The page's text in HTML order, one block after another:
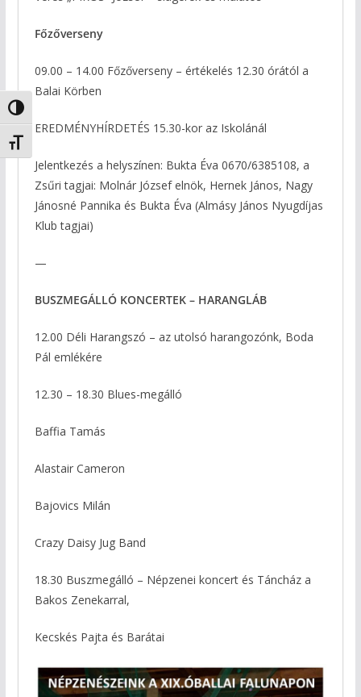
Nagy kontraszt váltása
Betűméret váltása
Főzőverseny
09.00 – 14.00 Főzőverseny – értékelés 12.30 órától a
Balai Körben
EREDMÉNYHÍRDETÉS 15.30-kor az Iskolánál
Jelentkezés a helyszínen: Bukta Éva 0670/6385108, a
Zsűri tagjai: Molnár József elnök, Hernek János, Nagy
Jánosné Pannika és Bukta Éva (Almásy János Nyugdíjas
Klub tagjai)
—
BUSZMEGÁLLÓ KONCERTEK – HARANGLÁB
12.00 Déli Harangszó – az utolsó harangozónk, Boda
Pál emlékére
12.30 – 18.30 Blues-megálló
Baffia Tamás
Alastair Cameron
Bajovics Milán
Crazy Daisy Jug Band
18.30 Buszmegálló – Népzenei koncert és Táncház a
Bakos Zenekarral,
Kecskés Pajta és Barátai